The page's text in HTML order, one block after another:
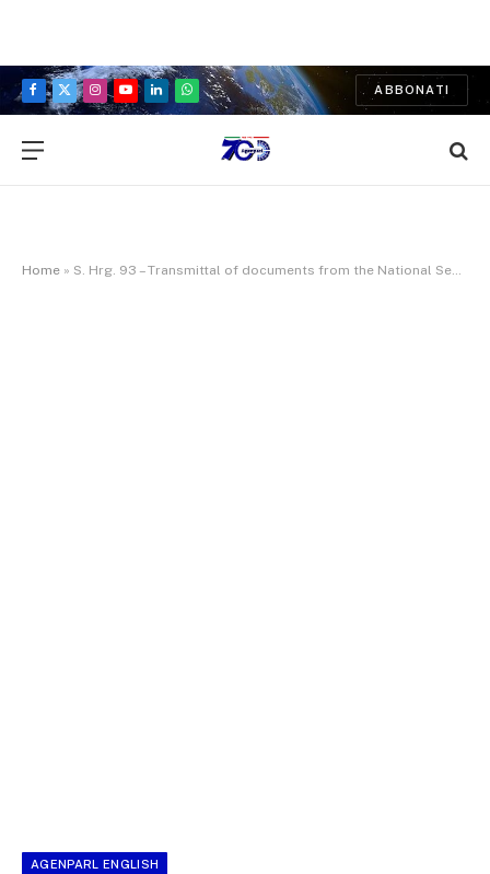
Facebook
X
Instagram
YouTubeLinkedInWhatsApp
ABBONATI
Home » S. Hrg. 93 – Transmittal of documents from the National Security Council to the Chairman of the Joint Chiefs of Staff. Part 3: Hearing before the Committee on Armed Services, United States Senate, Ninety-third Congress, second session. March 7, 1974.
AGENPARL ENGLISH